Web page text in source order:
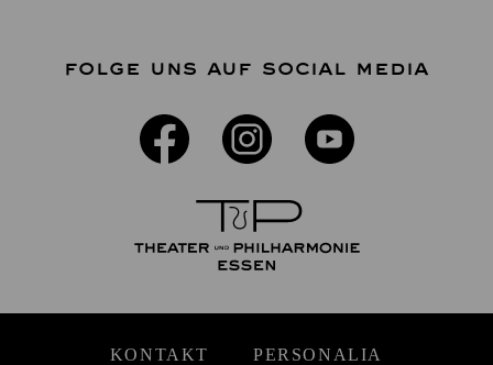
FOLGE UNS AUF SOCIAL MEDIA
KONTAKT PERSONALIA